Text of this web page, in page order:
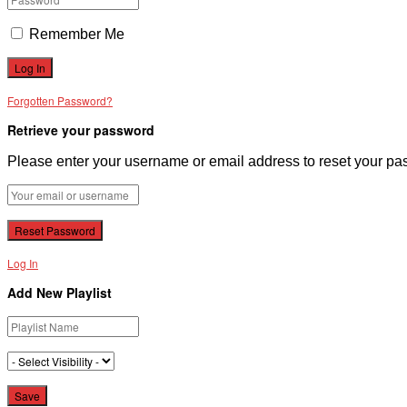
Remember Me
Forgotten Password?
Retrieve your password
Please enter your username or email address to reset your
Log In
Add New Playlist